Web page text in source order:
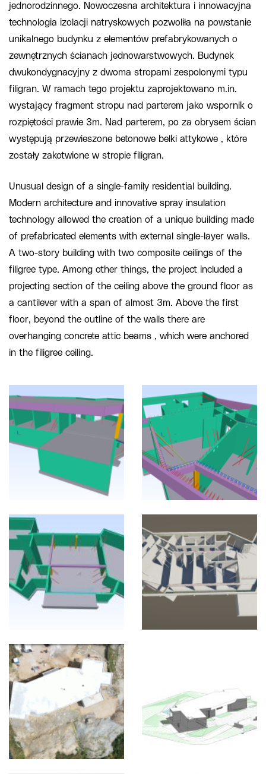
jednorodzinnego. Nowoczesna architektura i innowacyjna
technologia izolacji natryskowych pozwoliła na powstanie
unikalnego budynku z elementów prefabrykowanych o
zewnętrznych ścianach jednowarstwowych. Budynek
dwukondygnacyjny z dwoma stropami zespolonymi typu
filigran. W ramach tego projektu zaprojektowano m.in.
wystający fragment stropu nad parterem jako wspornik o
rozpiętości prawie 3m. Nad parterem, po za obrysem ścian
występują przewieszone betonowe belki attykowe , które
zostały zakotwione w stropie filigran.
Unusual design of a single-family residential building.
Modern architecture and innovative spray insulation
technology allowed the creation of a unique building made
of prefabricated elements with external single-layer walls.
A two-story building with two composite ceilings of the
filigree type. Among other things, the project included a
projecting section of the ceiling above the ground floor as
a cantilever with a span of almost 3m. Above the first
floor, beyond the outline of the walls there are
overhanging concrete attic beams , which were anchored
in the filigree ceiling.